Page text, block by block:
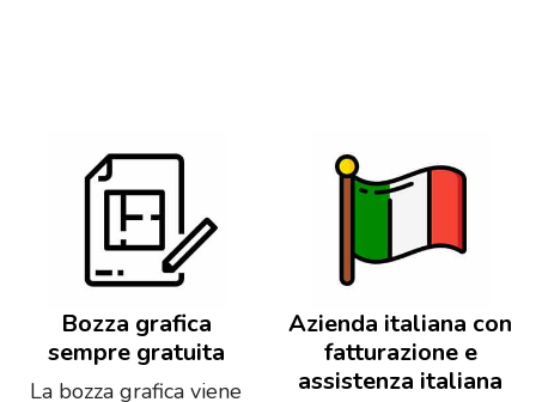
Bozza grafica
sempre gratuita
La bozza grafica viene
Azienda italiana con
fatturazione e
assistenza italiana